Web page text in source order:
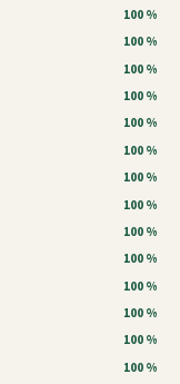
100 %
100 %
100 %
100 %
100 %
100 %
100 %
100 %
100 %
100 %
100 %
100 %
100 %
100 %